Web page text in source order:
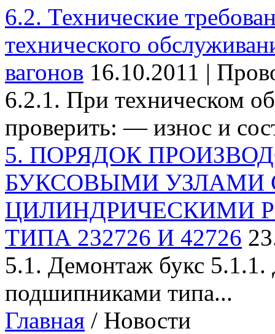
6.2. Технические
технического
вагонов 16.10.2011 |
6.2.1. При техническом
проверить: — износ и
5. ПОРЯДОК
БУКСОВЫМИ УЗЛАМИ
ЦИЛИНДРИЧЕСКИМИ
ТИПА 232726 И 42726
5.1. Демонтаж букс
подшипниками типа...
Главная / Новости